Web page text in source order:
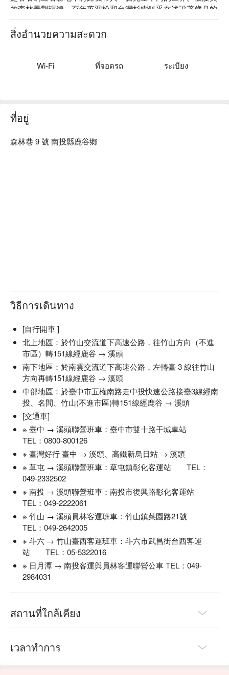
的森林景觀環繞，百年落羽松和台灣杉樹似乎在述說著歲月的
故事，陽光透過樹林的縫隙灑落在大地上，投下絢麗的光影，
有時候，甚至有幸遇到令人驚艷的「耶穌光」，為這片寧靜的
提供多樣化的服務，包括自搭帳營位、車泊區和包區服務，未
受更便利的服務。未來將引進生鮮販售機，除了一般的露營食
材之外，將會進駐周邊小農的新鮮蘇果，旅人可以直接在現場
สิ่งอำนวยความสะดวก
Wi-Fi ที่จอดรถ ระเบียง
ที่อยู่
森林巷 9 號 南投縣鹿谷鄉
วิธีการเดินทาง
[自行開車 ]
北上地區：於竹山交流道下高速公路，往竹山方向（不進
市區）轉151線經鹿谷 → 溪頭
南下地區：於南雲交流道下高速公路，左轉臺 3 線往竹山
方向再轉151線經鹿谷 → 溪頭
中部地區：於臺中市五權南路走中投快速公路接臺3線經南
投、名間、竹山(不進市區)轉151線經鹿谷 → 溪頭
[交通車]
※ 臺中 → 溪頭聯營班車：臺中市雙十路干城車站
TEL：0800-800126
※ 臺灣好行 臺中 → 溪頭、高鐵新烏日站 → 溪頭
※ 草屯 → 溪頭聯營班車：草屯鎮彰化客運站 TEL：
049-2332502
※ 南投 → 溪頭聯營班車：南投市復興路彰化客運站
TEL：049-2222061
※ 竹山 → 溪頭員林客運班車：竹山鎮菜園路21號
TEL：049-2642005
※ 斗六 → 竹山臺西客運班車：斗六市武昌街台西客運
站 TEL：05-5322016
※ 日月潭 → 南投客運與員林客運聯營公車 TEL：049-
2984031
สถานที่ใกล้เคียง
เวลาทำการ